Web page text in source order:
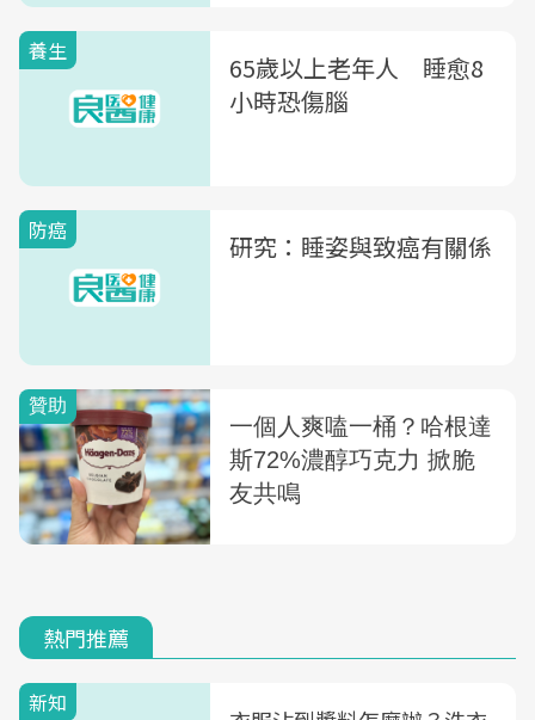
養生
65歲以上老年人 睡愈8
小時恐傷腦
防癌 研究：睡姿與致癌有關係
熱門推薦
新知